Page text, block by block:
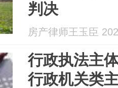
判决
房产律师王玉臣
行政执法主
行政机关类